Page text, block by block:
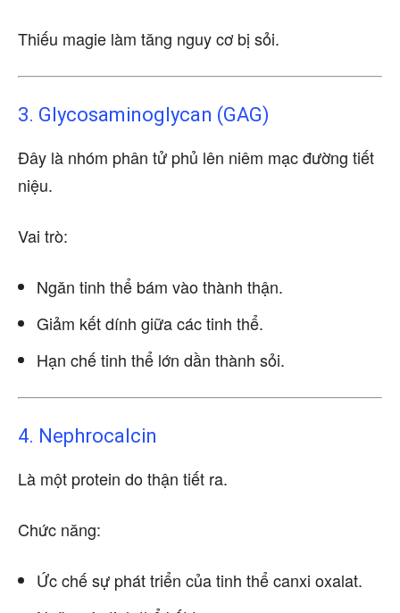
Thiếu magie làm tăng nguy cơ bị sỏi.
3. Glycosaminoglycan (GAG)
Đây là nhóm phân tử phủ lên niêm mạc đường tiết
niệu.
Vai trò:
Ngăn tinh thể bám vào thành thận.
Giảm kết dính giữa các tinh thể.
Hạn chế tinh thể lớn dần thành sỏi.
4. Nephrocalcin
Là một protein do thận tiết ra.
Chức năng:
Ức chế sự phát triển của tinh thể canxi oxalat.